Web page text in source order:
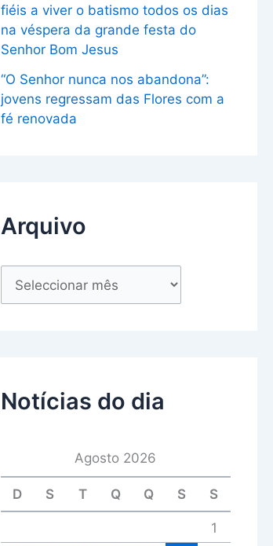
fiéis a viver o batismo todos os dias
na véspera da grande festa do
Senhor Bom Jesus
“O Senhor nunca nos abandona”:
jovens regressam das Flores com a
fé renovada
Arquivo
Notícias do dia
Agosto 2026
D S T Q Q S S
1